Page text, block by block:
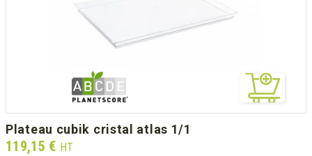
plateau cubik cristal atlas 1/1
Prix
119,15 € HT